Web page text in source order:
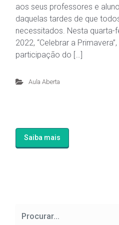
aos seus professores e
daquelas tardes de que
necessitados. Nesta quarta-
2022, “Celebrar a
participação do […]
Aula Aberta
Saiba mais